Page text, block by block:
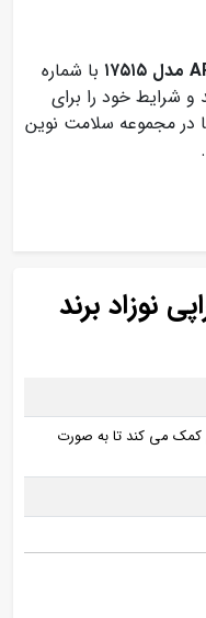
با شماره
شرایط خود را برای
در مجموعه سلامت نوین
نوزاد برند
کمک می کند تا به صورت